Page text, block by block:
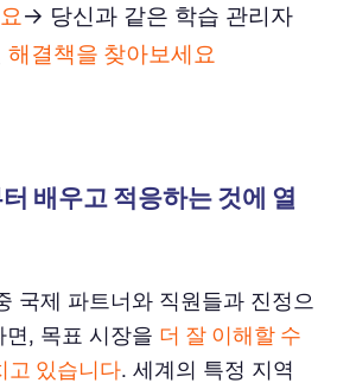
→ 당신과 같은 학습 관리자
해결책을 찾아보세요
배우고 적응하는 것에 열
국제 파트너와 직원들과 진정으
면, 목표 시장을 더 잘 이해할 수
고 있습니다. 세계의 특정 지역